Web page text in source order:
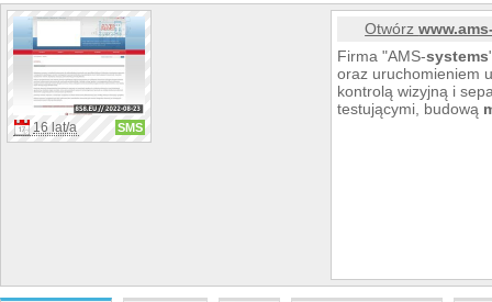
16 lat/a SMS
Otwórz
Firma "AMS-systems
oraz uruchomieniem
kontrolą wizyjną i
testującymi, budową